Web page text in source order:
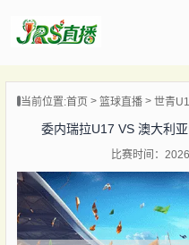
播
像
讯
当前位置:首页 篮球直播 世青
委内瑞拉U17 VS 澳大利
比赛时间：